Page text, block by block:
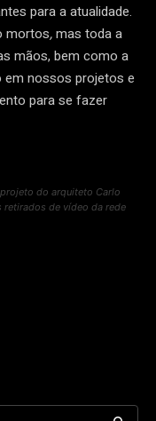
para a atualidade.
mortos,mas toda a
mãos, bem como a
em nossos projetos e
para se fazer
do arquiteto Carlo
retirados de vídeo da rede